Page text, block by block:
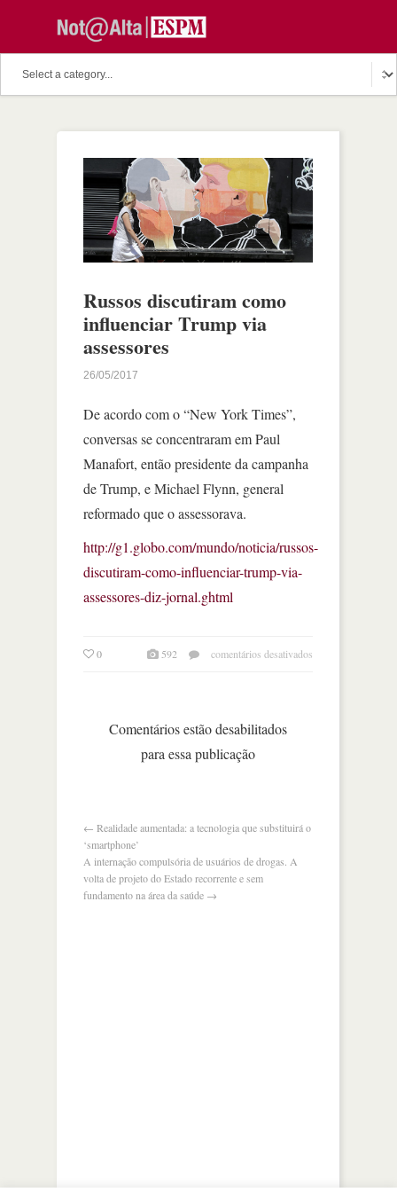
Russos discutiram como
influenciar Trump via
assessores
26/05/2017
De acordo com o “New York Times”,
conversas se concentraram em Paul
Manafort, então presidente da campanha
de Trump, e Michael Flynn, general
reformado que o assessorava.
http://g1.globo.com/mundo/noticia/russos-
discutiram-como-influenciar-trump-via-
assessores-diz-jornal.ghtml
0 592 comentários desativados
Comentários estão desabilitados
para essa publicação
← Realidade aumentada: a tecnologia que substituirá o
‘smartphone’
A internação compulsória de usuários de drogas. A
volta de projeto do Estado recorrente e sem
fundamento na área da saúde →